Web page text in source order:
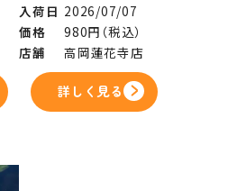
入荷日 2026/07/07
価格
980円（税込）
店舗
高岡蓮花寺店
詳しく見る